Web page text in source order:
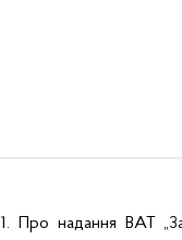
1. Про надання ВАТ „